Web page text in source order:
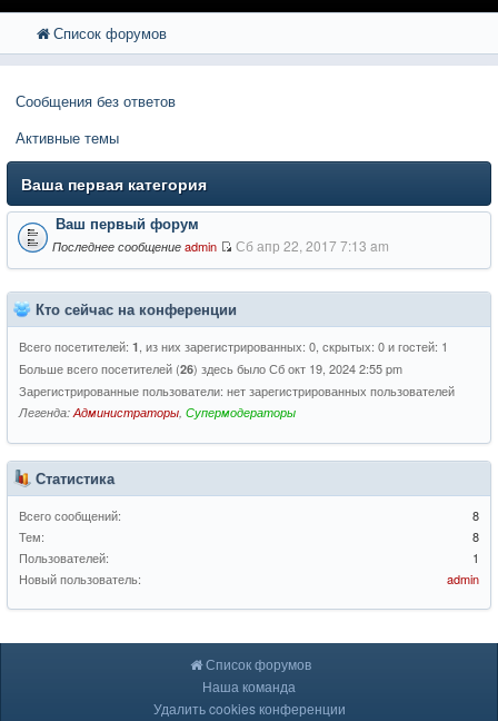
FAQ
Расширенный поиск
Список форумов
Сообщения без ответов
Активные темы
Ваша первая категория
Ваш первый форум
Последнее сообщение admin Сб апр 22, 2017 7:13 am
Кто сейчас на конференции
Всего посетителей: 1 , из них зарегистрированных: 0, скрытых: 0 и гостей: 1
Больше всего посетителей (26) здесь было Сб окт 19, 2024 2:55 pm
Зарегистрированные пользователи: нет зарегистрированных пользователей
Легенда:Администраторы, Супермодераторы
Статистика
Всего сообщений:
8
Тем:
8
Пользователей:
1
Новый пользователь:
admin
Список форумов
Наша команда
Удалить cookies конференции